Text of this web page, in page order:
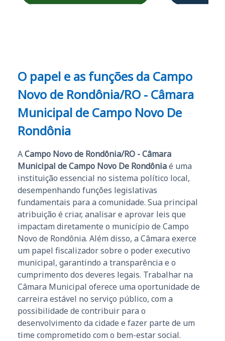
O papel e as funções da Campo
Novo de Rondônia/RO - Câmara
Municipal de Campo Novo De
Rondônia
ACampo Novo de Rondônia/RO - Câmara
Municipal de Campo Novo De Rondôniaé uma
instituição essencial no sistema político local,
desempenhando funções legislativas
fundamentais para a comunidade. Sua principal
atribuição é criar, analisar e aprovar leis que
impactam diretamente o município de Campo
Novo de Rondônia. Além disso, a Câmara exerce
um papel fiscalizador sobre o poder executivo
municipal, garantindo a transparência e o
cumprimento dos deveres legais. Trabalhar na
Câmara Municipal oferece uma oportunidade de
carreira estável no serviço público, com a
possibilidade de contribuir para o
desenvolvimento da cidade e fazer parte de um
time comprometido com o bem-estar social.